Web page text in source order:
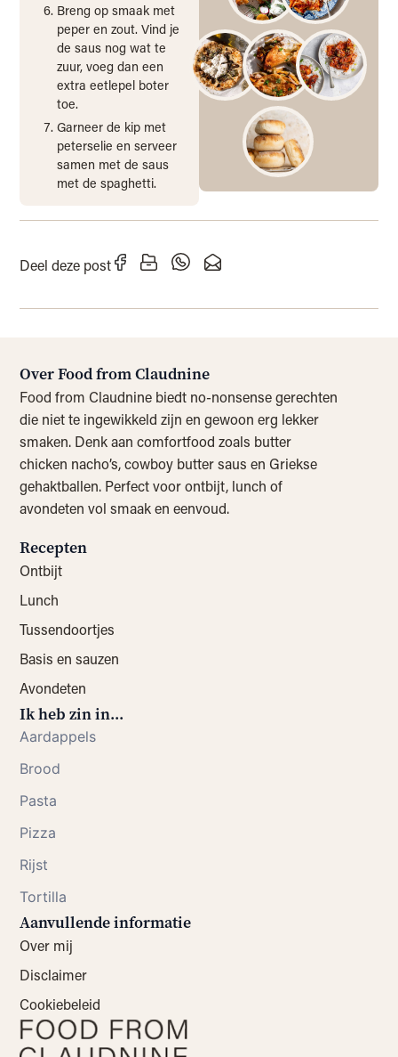
Breng op smaak met
peper en zout. Vind je
de saus nog wat te
zuur, voeg dan een
extra eetlepel boter
toe.
Garneer de kip met
peterselie en serveer
samen met de saus
met de spaghetti.
Deel deze post
Over Food from Claudnine
Food from Claudnine biedt no-nonsense gerechten
die niet te ingewikkeld zijn en gewoon erg lekker
smaken. Denk aan comfortfood zoals butter
chicken nacho’s, cowboy butter saus en Griekse
gehaktballen. Perfect voor ontbijt, lunch of
avondeten vol smaak en eenvoud.
Recepten
Ontbijt
Lunch
Tussendoortjes
Basis en sauzen
Avondeten
Ik heb zin in...
Aardappels
Brood
Pasta
Pizza
Rijst
Tortilla
Aanvullende informatie
Over mij
Disclaimer
Cookiebeleid